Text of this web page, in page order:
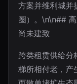
方案并维利城并
圈）。\n\n##
尚未建致
跨类租赁供给分
梯所相付老，产